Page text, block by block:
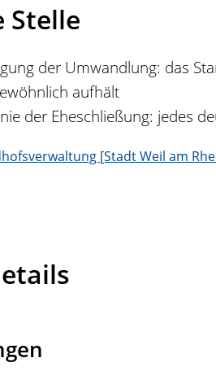
Stelle
der Umwandlung: das
aufhält
der Eheschließung: jedes
[Stadt Weil am